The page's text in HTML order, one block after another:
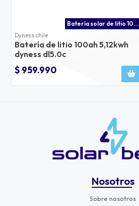
Batería solar de litio 100ah para inversores victron energy, growatt, voltronic, solis y +
Dyness chile
Batería de litio 100ah 5,12kwh
dyness dl5.0c
$ 959.990
Nosotros
Sobre nosotros